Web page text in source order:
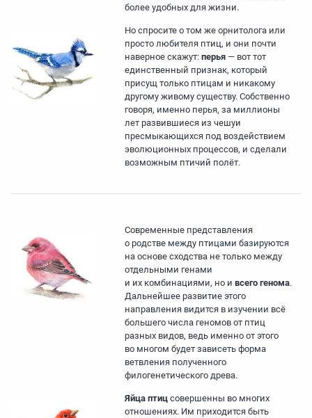
более удобных для жизни.
Но спросите о том же орнитолога или
просто любителя птиц, и они почти
наверное скажут: перья — вот тот
единственный признак, который
присущ только птицам и никакому
другому живому существу. Собственно
говоря, именно перья, за миллионы
лет развившиеся из чешуи
пресмыкающихся под воздействием
эволюционных процессов, и сделали
возможным птичий полёт.
Современные представления
о родстве между птицами базируются
на основе сходства не только между
отдельными генами
и их комбинациями, но и всего генома.
Дальнейшее развитие этого
направления видится в изучении всё
большего числа геномов от птиц
разных видов, ведь именно от этого
во многом будет зависеть форма
ветвления полученного
филогенетического древа.
Яйца птиц совершенны во многих
отношениях. Им приходится быть